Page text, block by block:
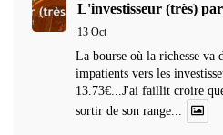
L'investisseur (très)
13 Oct
La bourse où la richesse va
impatients vers les
13.73€...J'ai faillit croire
sortir de son range...